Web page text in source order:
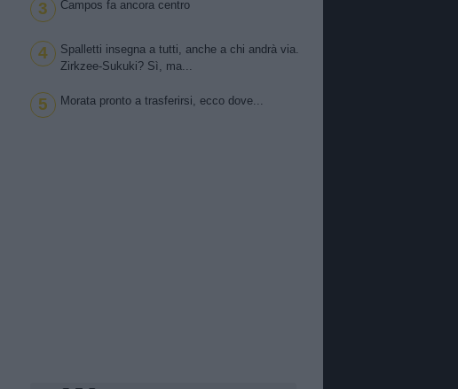
3 Campos fa ancora centro
4
Spalletti insegna a tutti, anche a chi andrà via.
Zirkzee-Sukuki? Sì, ma...
5 Morata pronto a trasferirsi, ecco dove...